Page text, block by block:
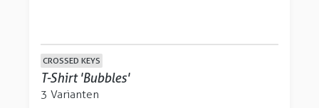
CROSSED KEYS
T-Shirt 'Bubbles'
3 Varianten